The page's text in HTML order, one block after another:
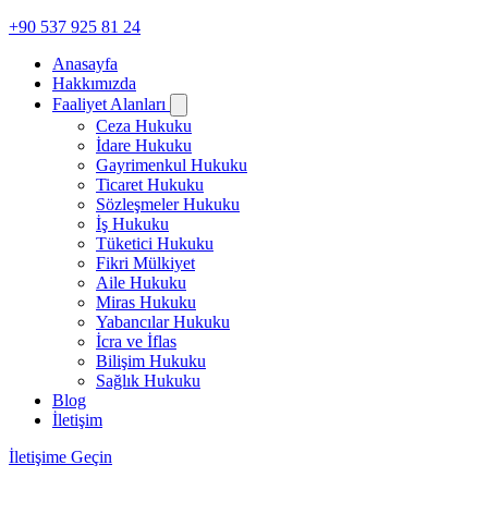
+90 537 925 81 24
Anasayfa
Hakkımızda
Faaliyet Alanları
Ceza Hukuku
İdare Hukuku
Gayrimenkul Hukuku
Ticaret Hukuku
Sözleşmeler Hukuku
İş Hukuku
Tüketici Hukuku
Fikri Mülkiyet
Aile Hukuku
Miras Hukuku
Yabancılar Hukuku
İcra ve İflas
Bilişim Hukuku
Sağlık Hukuku
Blog
İletişim
İletişime Geçin